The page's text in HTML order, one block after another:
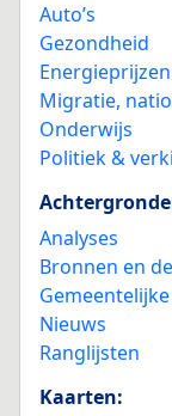
Auto’s
Gezondheid
Migratie,
Onderwijs
Politiek &
Analyses
Bronnen en
Nieuws
Ranglijsten
Kaarten: